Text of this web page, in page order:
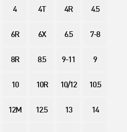
4 4T 4R 4.5
6R 6X 6.5 7-8
8R 8.5 9-11 9
10 10R 10/12 10.5
12M 12.5 13 14